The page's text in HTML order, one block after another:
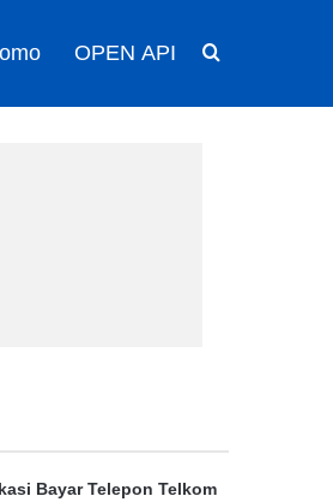
OPEN API
Bayar Telepon Telkom